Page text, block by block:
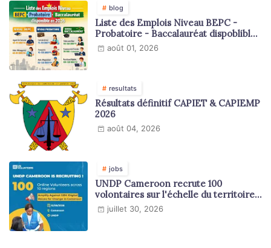
blog
Liste des Emplois Niveau BEPC -
Probatoire - Baccalauréat dispoblible
en 2026
août 01, 2026
resultats
Résultats définitif CAPIET & CAPIEMP
2026
août 04, 2026
jobs
UNDP Cameroon recrute 100
volontaires sur l'échelle du territoire
national
juillet 30, 2026